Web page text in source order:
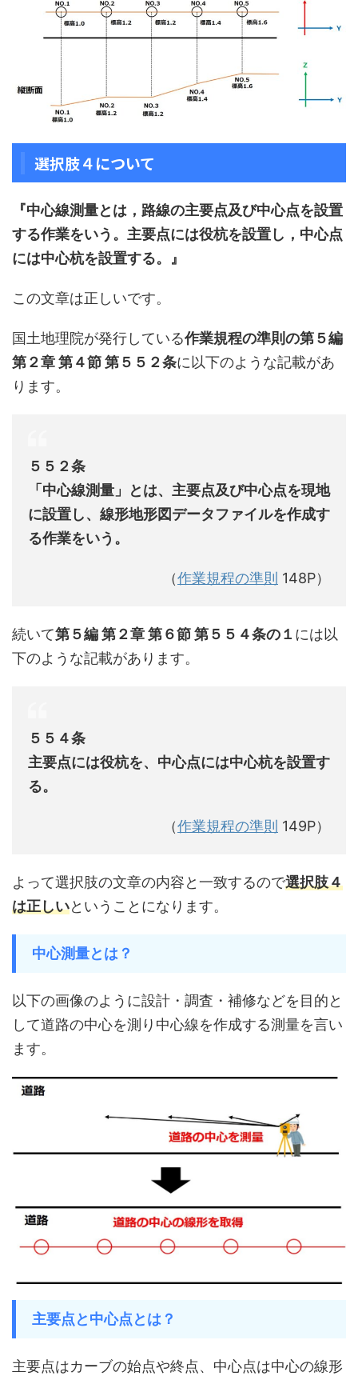
選択肢４について
『中心線測量とは，路線の主要点及び中心点を設置
する作業をいう。主要点には役杭を設置し，中心点
には中心杭を設置する。』
この文章は正しいです。
国土地理院が発行している作業規程の準則の第５編
第２章 第４節 第５５２条に以下のような記載があ
ります。
５５２条
「中心線測量」とは、主要点及び中心点を現地
に設置し、線形地形図データファイルを作成す
る作業をいう。
（作業規程の準則 148P）
続いて第５編 第２章 第６節 第５５４条の１ には以
下のような記載があります。
５５４条
主要点には役杭を、中心点には中心杭を設置す
る。
（作業規程の準則 149P）
よって選択肢の文章の内容と一致するので選択肢４
は正しいということになります。
中心測量とは？
以下の画像のように設計・調査・補修などを目的と
して道路の中心を測り中心線を作成する測量を言い
ます。
主要点と中心点とは？
主要点はカーブの始点や終点、中心点は中心の線形